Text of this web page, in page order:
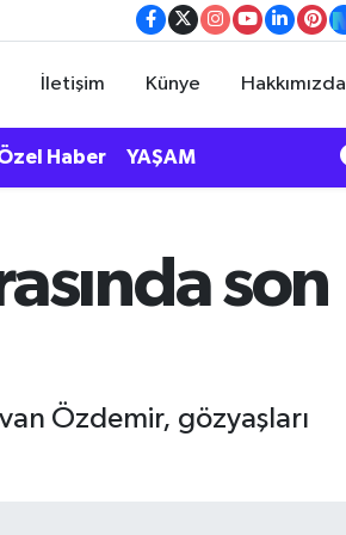
İletişim Künye Hakkımızda
Haber YAŞAM
son
Özdemir, gözyaşları